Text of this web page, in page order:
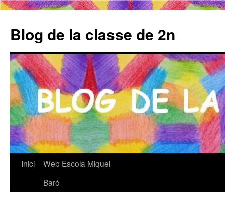
Blog de la classe de 2n
Vés
Inici
Web Escola Miquel
Baró